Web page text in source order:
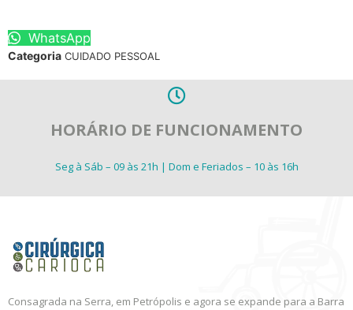
WhatsApp
Categoria CUIDADO PESSOAL
HORÁRIO DE FUNCIONAMENTO
Seg à Sáb – 09 às 21h | Dom e Feriados – 10 às 16h
Consagrada na Serra, em Petrópolis e agora se expande para a Barra